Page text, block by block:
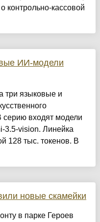
контрольно-кассовой
ИИ-модели
три языковые и
серию входят модели
3.5-vision. Линейка
128 тыс. токенов. В
новые скамейки
в парке Героев